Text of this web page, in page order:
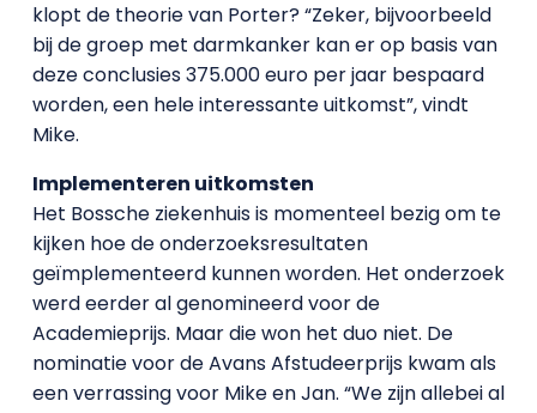
klopt de theorie van Porter? “Zeker, bijvoorbeeld
bij de groep met darmkanker kan er op basis van
deze conclusies 375.000 euro per jaar bespaard
worden, een hele interessante uitkomst”, vindt
Mike.
Implementeren uitkomsten
Het Bossche ziekenhuis is momenteel bezig om te
kijken hoe de onderzoeksresultaten
geïmplementeerd kunnen worden. Het onderzoek
werd eerder al genomineerd voor de
Academieprijs. Maar die won het duo niet. De
nominatie voor de Avans Afstudeerprijs kwam als
een verrassing voor Mike en Jan. “We zijn allebei al